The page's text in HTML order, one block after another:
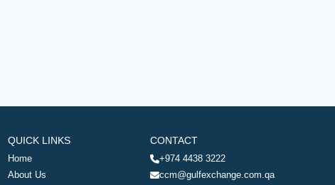
QUICK LINKS
Home
About Us
CONTACT
+974 4438 3222
ccm@gulfexchange.com.qa